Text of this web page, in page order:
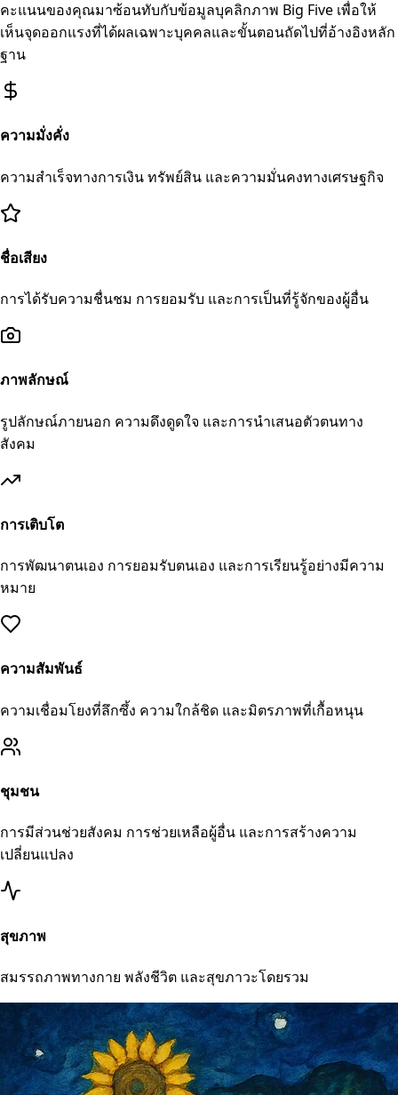
คะแนนของคุณมาซ้อนทับกับข้อมูลบุคลิกภาพ Big Five เพื่อให้
เห็นจุดออกแรงที่ได้ผลเฉพาะบุคคลและขั้นตอนถัดไปที่อ้างอิงหลัก
ฐาน
ความมั่งคั่ง
ความสำเร็จทางการเงิน ทรัพย์สิน และความมั่นคงทางเศรษฐกิจ
ชื่อเสียง
การได้รับความชื่นชม การยอมรับ และการเป็นที่รู้จักของผู้อื่น
ภาพลักษณ์
รูปลักษณ์ภายนอก ความดึงดูดใจ และการนำเสนอตัวตนทาง
สังคม
การเติบโต
การพัฒนาตนเอง การยอมรับตนเอง และการเรียนรู้อย่างมีความ
หมาย
ความสัมพันธ์
ความเชื่อมโยงที่ลึกซึ้ง ความใกล้ชิด และมิตรภาพที่เกื้อหนุน
ชุมชน
การมีส่วนช่วยสังคม การช่วยเหลือผู้อื่น และการสร้างความ
เปลี่ยนแปลง
สุขภาพ
สมรรถภาพทางกาย พลังชีวิต และสุขภาวะโดยรวม